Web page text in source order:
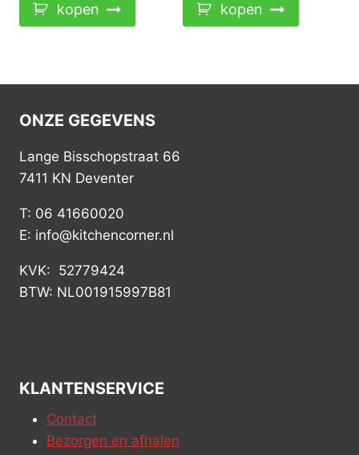
kopen kopen
ONZE GEGEVENS
Lange Bisschopstraat 66
7411 KN Deventer
T: 06 41660020
E: info@kitchencorner.nl
KVK: 52779424
BTW: NL001915997B81
KLANTENSERVICE
Contact
Bezorgen en afhalen